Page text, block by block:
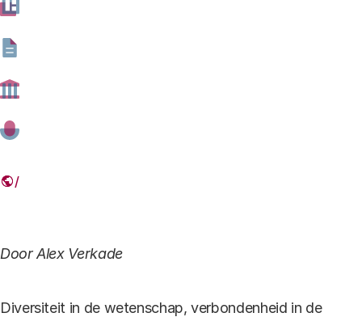
29 MEI 2017
Door Alex Verkade
Diversiteit in de wetenschap, verbondenheid in de